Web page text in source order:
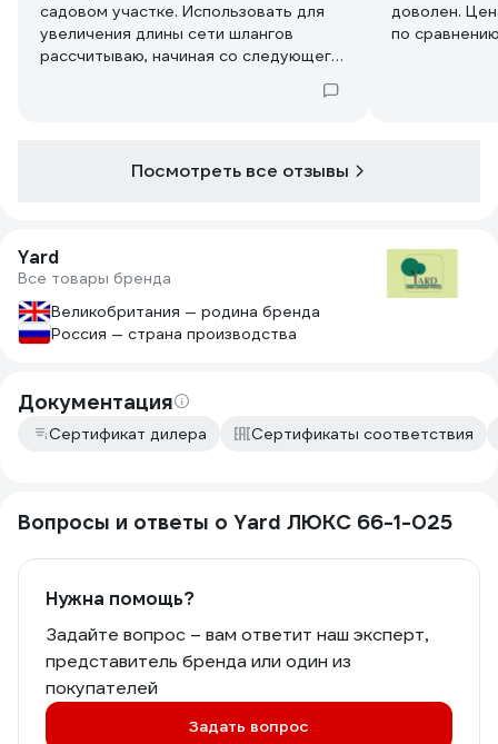
садовом участке. Использовать для
увеличения длины сети шлангов
рассчитываю, начиная со следующего
доволен.
по
Посмотреть все отзывы
Yard
Все товары бренда
Великобритания — родина бренда
Россия — страна производства
Документация
Сертификат дилера Сертификаты соответствия
Вопросы и ответы о Yard ЛЮКС 66-1-025
Нужна помощь?
Задайте вопрос – вам ответит наш эксперт,
представитель бренда или один из
покупателей
Задать вопрос